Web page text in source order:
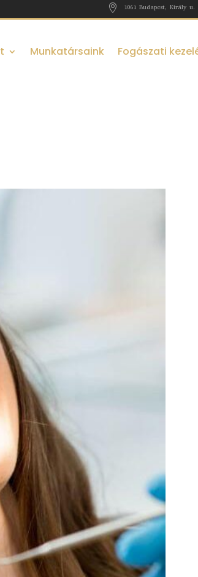
 1061 Budapest, Király u.
Munkatársaink Fogászati